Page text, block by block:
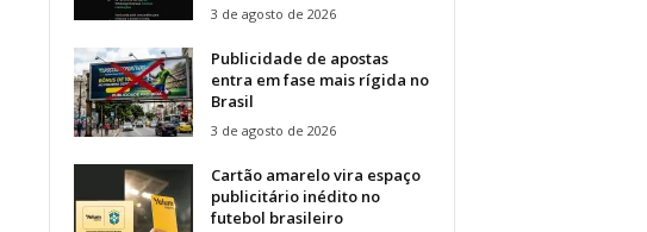
3 de agosto de 2026
Publicidade de apostas
entra em fase mais rígida no
Brasil
3 de agosto de 2026
Cartão amarelo vira espaço
publicitário inédito no
futebol brasileiro